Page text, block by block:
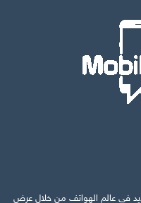
في عالم الهواتف من خلال عرض